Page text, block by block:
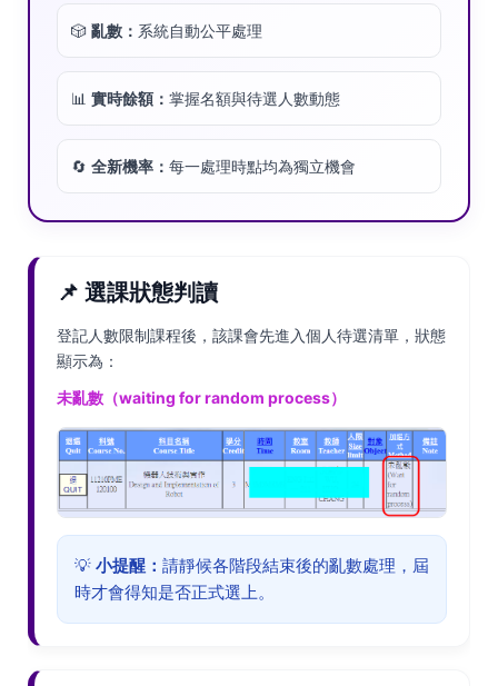
🎲 亂數： 系統自動公平處理
📊 實時餘額： 掌握名額與待選人數動態
🔄 全新機率： 每一處理時點均為獨立機會
📌 選課狀態判讀
登記人數限制課程後，該課會先進入個人待選清單，狀態
顯示為：
未亂數（waiting for random process）
💡 小提醒： 請靜候各階段結束後的亂數處理，屆
時才會得知是否正式選上。